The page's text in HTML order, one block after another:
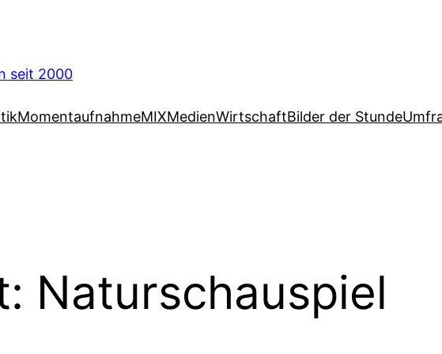
seit 2000
MomentaufnahmeMIXMedienWirtschaftBilder der Stunde
Naturschauspiel